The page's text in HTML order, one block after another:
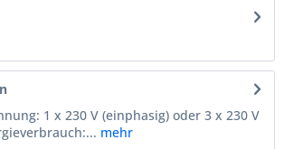
1 x 230 V (einphasig) oder 3 x 230 V
mehr